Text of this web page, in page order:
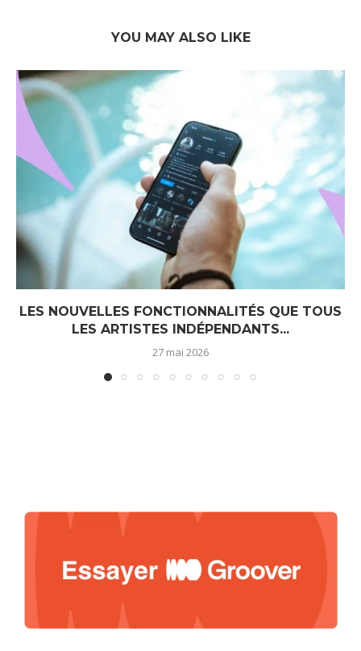
YOU MAY ALSO LIKE
LES NOUVELLES FONCTIONNALITÉS QUE TOUS
LES ARTISTES INDÉPENDANTS...
27 mai 2026